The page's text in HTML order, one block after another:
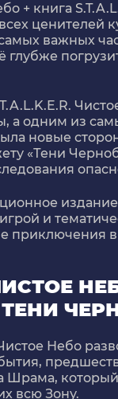
+ книга
ценителей
важных
глубже
а одним из
новые
«Тени
издание
и
приключения в
ЧИСТОЕ
Небо
Шрама,
всю Зону.